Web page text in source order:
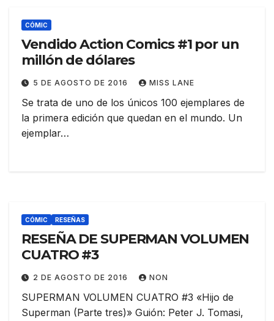
CÓMIC
Vendido Action Comics #1 por un
millón de dólares
5 DE AGOSTO DE 2016 MISS LANE
Se trata de uno de los únicos 100 ejemplares de
la primera edición que quedan en el mundo. Un
ejemplar…
CÓMIC RESEÑAS
RESEÑA DE SUPERMAN VOLUMEN
CUATRO #3
2 DE AGOSTO DE 2016 NON
SUPERMAN VOLUMEN CUATRO #3 «Hijo de
Superman (Parte tres)» Guión: Peter J. Tomasi,